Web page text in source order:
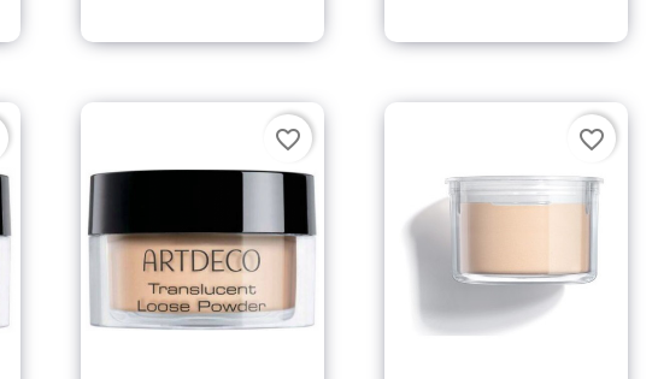
favorite_border favorite_border